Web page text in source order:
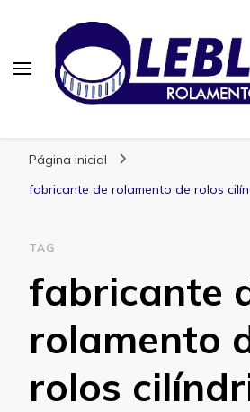
Página inicial
fabricante de rolamento de rolos
TAG
fabricante
rolamento
rolos